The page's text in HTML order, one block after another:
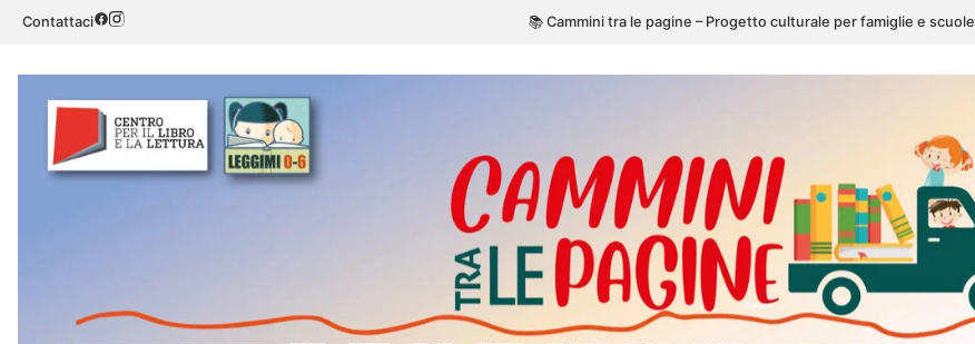
Contattaci 📚 Cammini tra le pagine – Progetto culturale per famiglie e scuole